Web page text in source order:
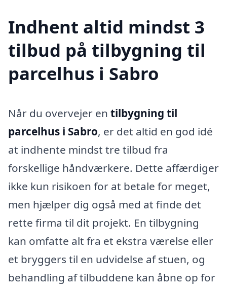
Indhent altid mindst 3
tilbud på tilbygning til
parcelhus i Sabro
Når du overvejer en tilbygning til
parcelhus i Sabro, er det altid en god idé
at indhente mindst tre tilbud fra
forskellige håndværkere. Dette affærdiger
ikke kun risikoen for at betale for meget,
men hjælper dig også med at finde det
rette firma til dit projekt. En tilbygning
kan omfatte alt fra et ekstra værelse eller
et bryggers til en udvidelse af stuen, og
behandling af tilbuddene kan åbne op for